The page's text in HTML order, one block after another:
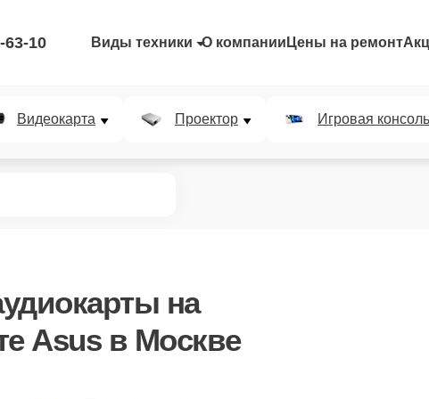
63-10 Виды техники О компании Цены на ремонт
Видеокарта Проектор Игровая консоль
на
Asus в Москве